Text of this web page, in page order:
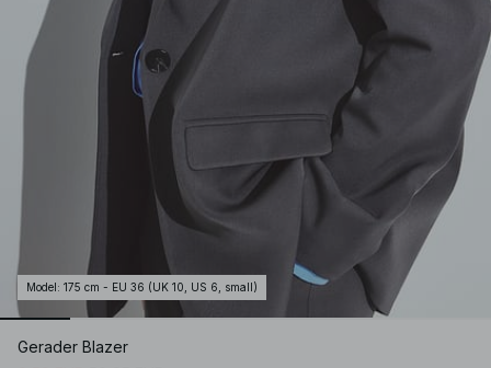
Model : 175 cm - EU 36 (UK 10, US 6, small)
Gerader Blazer